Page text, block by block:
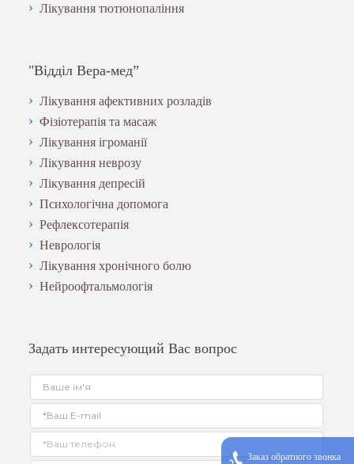
Заказ обратного звонка
Лікування тютюнопаління
"Відділ Вера-мед”
Лікування афективних розладів
Фізіотерапія та масаж
Лікування ігроманії
Лікування неврозу
Лікування депресій
Психологічна допомога
Рефлексотерапія
Неврологія
Лікування хронічного болю
Нейроофтальмологія
Задать интересующий Вас вопрос